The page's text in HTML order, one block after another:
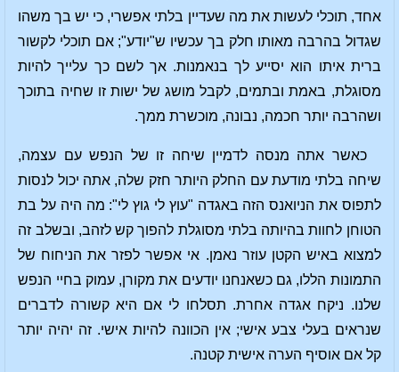
אחד, תוכלי לעשות את מה שעדיין בלתי אפשרי, כי יש בך משהו
שגדול בהרבה מאותו חלק בך עכשיו ש"יודע"; אם תוכלי לקשור
ברית איתו הוא יסייע לך בנאמנות. אך לשם כך עלייך להיות
מסוגלת, באמת ובתמים, לקבל מושג של ישות זו שחיה בתוכך
ושהרבה יותר חכמה, נבונה, מוכשרת ממך.
כאשר אתה מנסה לדמיין שיחה זו של הנפש עם עצמה,
שיחה בלתי מודעת עם החלק היותר חזק שלה, אתה יכול לנסות
לתפוס את הניואנס הזה באגדה "עוץ לי גוץ לי": מה היה על בת
הטוחן לחוות בהיותה בלתי מסוגלת להפוך קש לזהב, ובשלב זה
למצוא באיש הקטן עוזר נאמן. אי אפשר לפזר את הניחוח של
התמונות הללו, גם כשאנחנו יודעים את מקורן, עמוק בחיי הנפש
שלנו. ניקח אגדה אחרת. תסלחו לי אם היא קשורה לדברים
שנראים בעלי צבע אישי; אין הכוונה להיות אישי. זה יהיה יותר
קל אם אוסיף הערה אישית קטנה.